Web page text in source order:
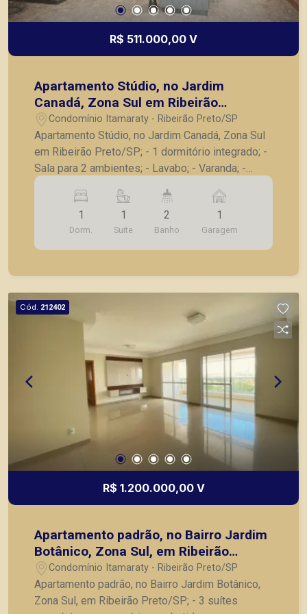
R$ 511.000,00 V
Apartamento Stúdio, no Jardim
Canadá, Zona Sul em Ribeirão
Preto/SP;
Condomínio Itamaraty - Ribeirão Preto/SP
Apartamento Stúdio, no Jardim Canadá, Zona Sul
em Ribeirão Preto/SP; - 1 dormitório integrado; -
Sala para 2 ambientes; - Lavabo; - Varanda; -
Cozinha; - Lavanderia; - 1 vaga de garagem. -
Entrega prevista para Julho de 2026. - Consulte
tabelas atualizadas e unidades disponíveis. A
Piramid tem como objetivo atender seus clientes
com agilidade e segurança, em locação, vendas
Preto.
1
Dorm.
1
Suite
2
Banho
1
Garagem
Cód. 212402
R$ 1.200.000,00 V
Apartamento padrão, no Bairro Jardim
Botânico, Zona Sul, em Ribeirão
Preto/SP;
Condomínio Itamaraty - Ribeirão Preto/SP
Apartamento padrão, no Bairro Jardim Botânico,
Zona Sul, em Ribeirão Preto/SP; - 3 suítes